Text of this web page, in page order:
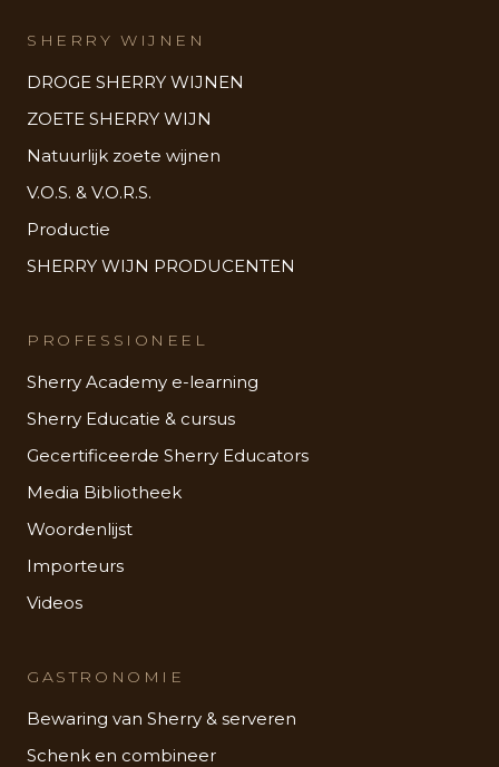
SHERRY WIJNEN
DROGE SHERRY WIJNEN
ZOETE SHERRY WIJN
Natuurlijk zoete wijnen
V.O.S. & V.O.R.S.
Productie
SHERRY WIJN PRODUCENTEN
PROFESSIONEEL
Sherry Academy e-learning
Sherry Educatie & cursus
Gecertificeerde Sherry Educators
Media Bibliotheek
Woordenlijst
Importeurs
Videos
GASTRONOMIE
Bewaring van Sherry & serveren
Schenk en combineer